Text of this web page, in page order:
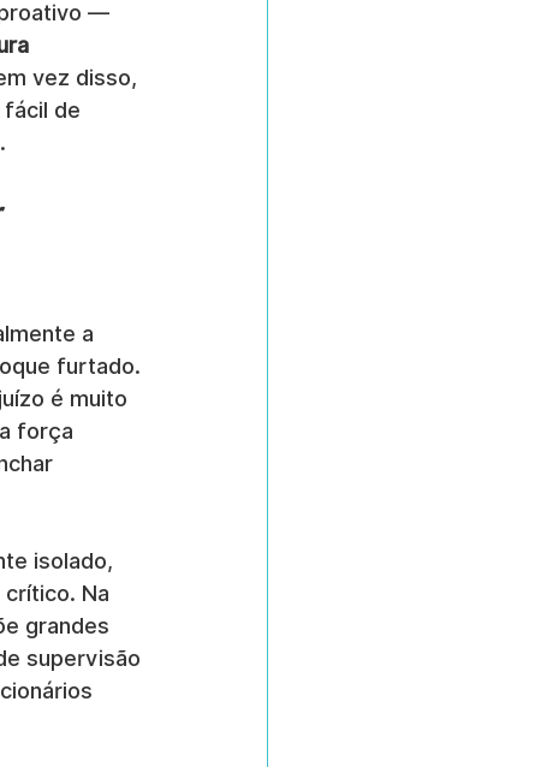
proativo —
vez disso,
de
a
furtado.
é muito
força
isolado,
crítico. Na
grandes
supervisão